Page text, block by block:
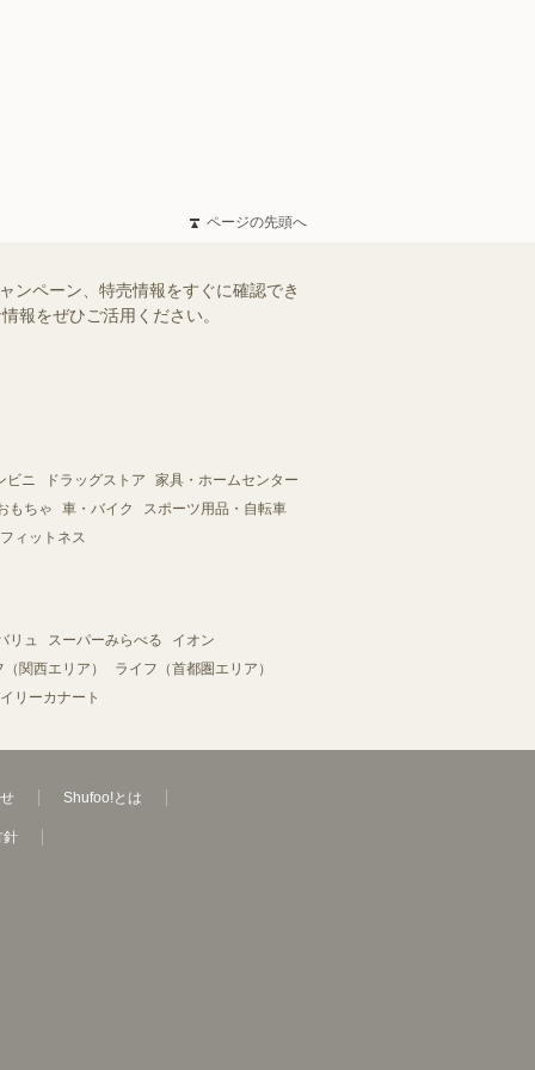
ページの先頭へ
ンペーン、特売情報をすぐに確認でき
報をぜひご活用ください。
ビニ ドラッグストア
家具・ホームセンター
もちゃ
車・バイク
スポーツ用品・自転車
ィットネス
リュ スーパーみらべる
イオン
関西エリア）
ライフ（首都圏エリア）
リーカナート
Shufoo!とは
針